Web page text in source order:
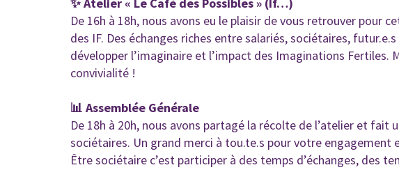
✨ Atelier « Le Café des Possibles » (If…)
De 16h à 18h, nous avons eu le plaisir de vous retrouver pour
des IF. Des échanges riches entre salariés, sociétaires,
développer l’imaginaire et l’impact des Imaginations
convivialité !
📊 Assemblée Générale
De 18h à 20h, nous avons partagé la récolte de l’atelier et fait
sociétaires. Un grand merci à tou.te.s pour votre engagement
Être sociétaire c’est participer à des temps d’échanges, des